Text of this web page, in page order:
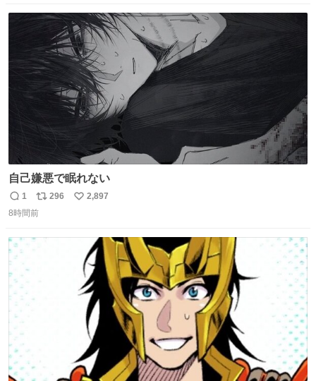
ト
数
自己嫌悪で眠れない
返
信
1
リ
ポ
296
い
2,897
8時間前